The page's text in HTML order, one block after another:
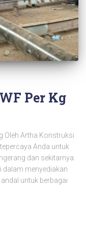
Per Kg
Oleh Artha Konstruksi
Anda untuk
dan sekitarnya.
dalam menyediakan
untuk berbagai